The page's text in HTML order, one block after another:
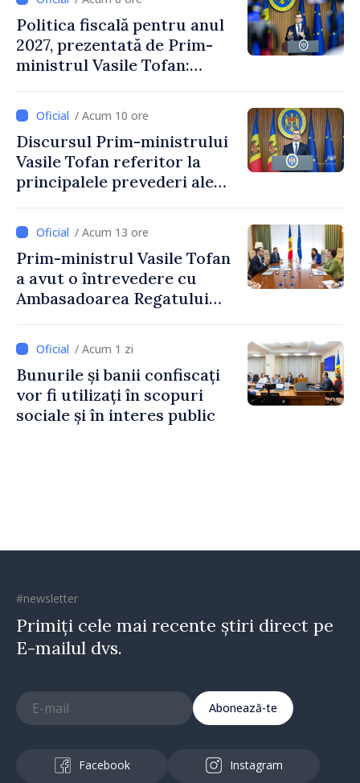
Politica fiscală pentru anul
2027, prezentată de Prim-
ministrul Vasile Tofan:
stimularea investițiilor și o
taxare mai echitabilă
/ Acum 10 ore
Discursul Prim-ministrului
Vasile Tofan referitor la
principalele prevederi ale
2027
/ Acum 13 ore
Prim-ministrul Vasile Tofan
a avut o întrevedere cu
Ambasadoarea Regatului
Irlandei de Nord, Fern
Horine / Acum 1 zi
Bunurile și banii confiscați
vor fi utilizați în scopuri
sociale și în interes public
#newsletter
Primiți cele mai recente știri direct pe
E-mailul dvs.
Abonează-te
Facebook Instagram